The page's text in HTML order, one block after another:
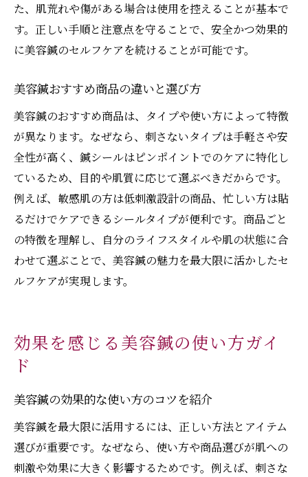
た、肌荒れや傷がある場合は使用を控えることが基本で
す。正しい手順と注意点を守ることで、安全かつ効果的
に美容鍼のセルフケアを続けることが可能です。
美容鍼おすすめ商品の違いと選び方
美容鍼のおすすめ商品は、タイプや使い方によって特徴
が異なります。なぜなら、刺さないタイプは手軽さや安
全性が高く、鍼シールはピンポイントでのケアに特化し
ているため、目的や肌質に応じて選ぶべきだからです。
例えば、敏感肌の方は低刺激設計の商品、忙しい方は貼
るだけでケアできるシールタイプが便利です。商品ごと
の特徴を理解し、自分のライフスタイルや肌の状態に合
わせて選ぶことで、美容鍼の魅力を最大限に活かしたセ
ルフケアが実現します。
効果を感じる美容鍼の使い方ガイ
ド
美容鍼の効果的な使い方のコツを紹介
美容鍼を最大限に活用するには、正しい方法とアイテム
選びが重要です。なぜなら、使い方や商品選びが肌への
刺激や効果に大きく影響するためです。例えば、刺さな